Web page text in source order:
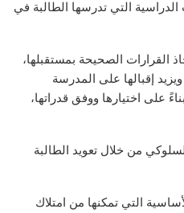
التي تدرسها الطالبة في
القرارات الصحيحة بمستقبلها،
إقبالها على المدرسة
على اختيارها ووفق قدراتها،
من خلال تعويد الطالبة
التي تمكنها من امتلاك